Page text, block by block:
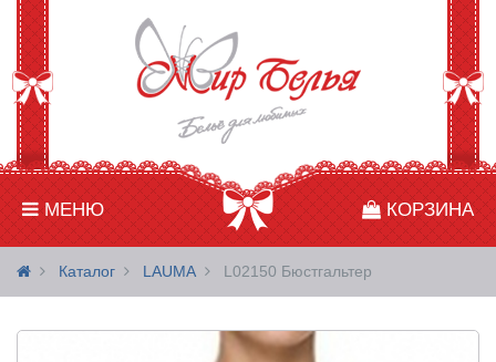
МЕНЮ КОРЗИНА
Каталог LAUMA L02150 Бюстгальтер